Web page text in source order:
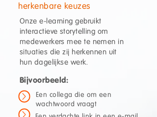
herkenbare keuzes
Onze e-learning gebruikt
interactieve storytelling om
medewerkers mee te nemen in
situaties die zij herkennen uit
hun dagelijkse werk.
Bijvoorbeeld:
Een collega die om een
wachtwoord vraagt